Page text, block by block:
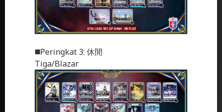
◼️Peringkat 3: 休閒
Tiga/Blazar